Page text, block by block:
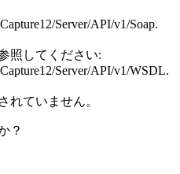
Server/API/v1/Soap.
照してください:
Server/API/v1/WSDL.
れていません。
？